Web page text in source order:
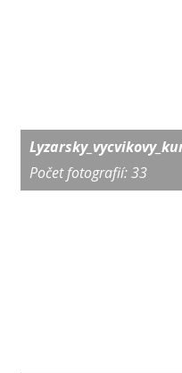
Počet fotografií: 33